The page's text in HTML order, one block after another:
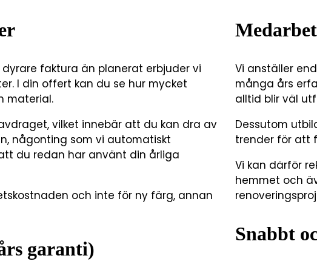
faktura än planerat erbjuder vi
I din offert kan du se hur mycket
material.
vilket innebär att du kan dra av
någonting som vi automatiskt
du redan har använt din årliga
och inte för ny färg, annan
garanti)
Vi anställer
många års
alltid blir väl
Dessutom
trender för att
Vi kan därför
hemmet och
Snabbt